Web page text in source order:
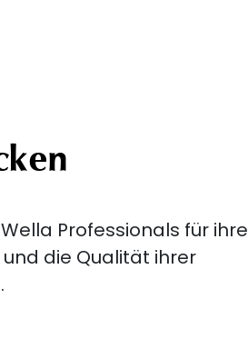
Professionals für ihre
die Qualität ihrer